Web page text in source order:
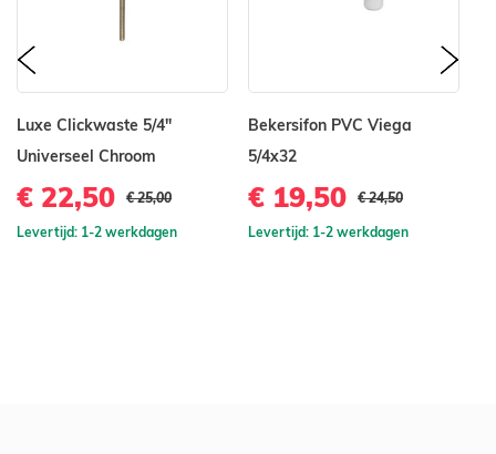
Luxe Clickwaste 5/4"
Universeel Chroom
€ 22,50 € 25,00
Levertijd: 1-2 werkdagen
Bekersifon PVC Viega
5/4x32
€ 19,50 € 24,50
Levertijd: 1-2 werkdagen